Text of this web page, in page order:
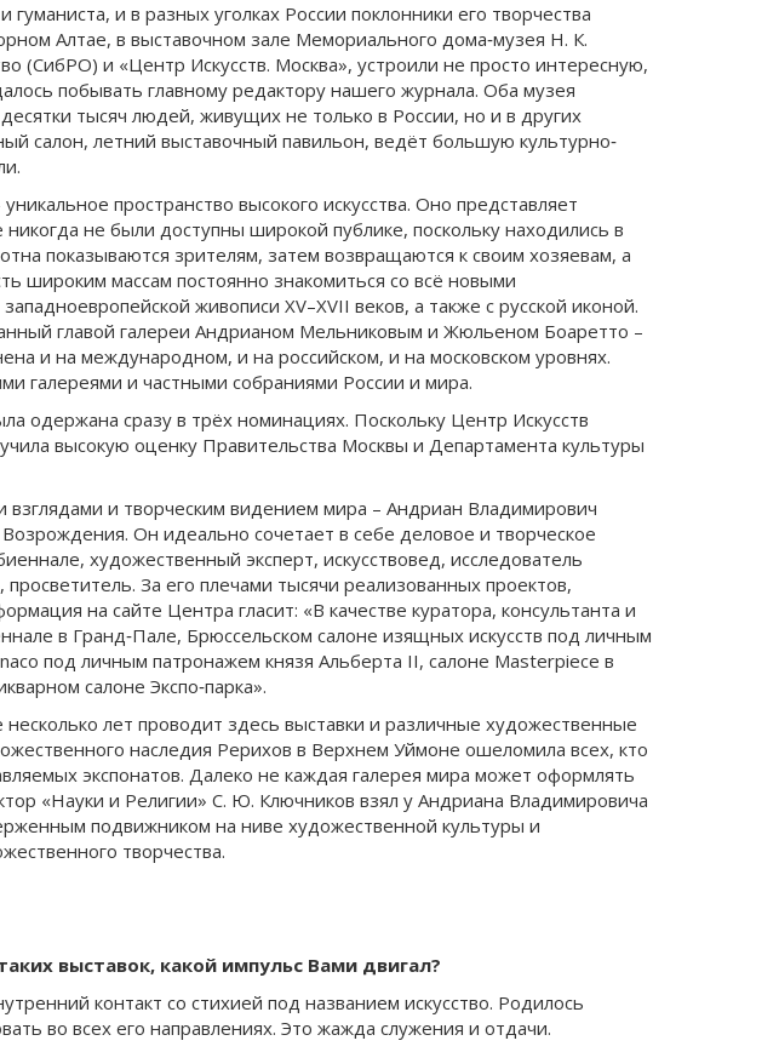
и в разных уголках России поклонники его творчества
Алтае, в выставочном зале Мемориального дома‐музея Н. К.
(СибРО) и «Центр Искусств. Москва», устроили не просто интересную,
побывать главному редактору нашего журнала. Оба музея
тысяч людей, живущих не только в России, но и в других
салон, летний выставочный павильон, ведёт большую культурно‐
пространство высокого искусства. Оно представляет
не были доступны широкой публике, поскольку находились в
показываются зрителям, затем возвращаются к своим хозяевам, а
широким массам постоянно знакомиться со всё новыми
живописи XV–XVII веков, а также с русской иконой.
главой галереи Андрианом Мельниковым и Жюльеном Боаретто –
и на международном, и на российском, и на московском уровнях.
галереями и частными собраниями России и мира.
одержана сразу в трёх номинациях. Поскольку Центр Искусств
высокую оценку Правительства Москвы и Департамента культуры
взглядами и творческим видением мира – Андриан Владимирович
Он идеально сочетает в себе деловое и творческое
художественный эксперт, искусствовед, исследователь
За его плечами тысячи реализованных проектов,
на сайте Центра гласит: «В качестве куратора, консультанта и
в Гранд‐Пале, Брюссельском салоне изящных искусств под личным
под личным патронажем князя Альберта II, салоне Masterpiece в
салоне Экспо‐парка».
лет проводит здесь выставки и различные художественные
наследия Рерихов в Верхнем Уймоне ошеломила всех, кто
экспонатов. Далеко не каждая галерея мира может оформлять
«Науки и Религии» С. Ю. Ключников взял у Андриана Владимировича
подвижником на ниве художественной культуры и
творчества.
выставок, какой импульс Вами двигал?
контакт со стихией под названием искусство. Родилось
во всех его направлениях. Это жажда служения и отдачи.